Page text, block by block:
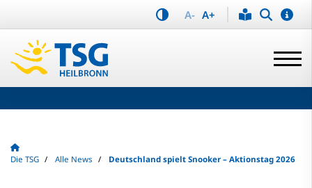
A- A+
Die TSG Alle News Deutschland spielt Snooker – Aktionstag 2026